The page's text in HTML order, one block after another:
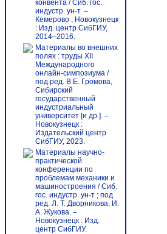
конвента / Сиб. гос.
индустр. ун-т. –
Кемерово ; Новокузнецк
: Изд. центр СибГИУ,
2014–2016.
Материалы во внешних
полях : труды XII
Международного
онлайн-симпозиума /
под ред. В.Е. Громова,
Сибирский
государственный
индустриальный
университет [и др.]. –
Новокузнецк :
Издательский центр
СибГИУ, 2023.
Материалы научно-
практической
конференции по
проблемам механики и
машиностроения / Сиб.
гос. индустр. ун-т ; под
ред. Л. Т. Дворникова, И.
А. Жукова. –
Новокузнецк : Изд.
центр СибГИУ.